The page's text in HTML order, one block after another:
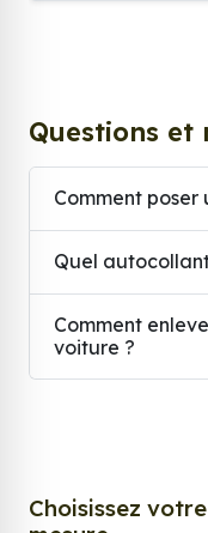
Questions et
Comment
Quel
Comment
voiture ?
Choisissez